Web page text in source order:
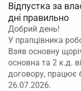
Відпустка за
дні правильно
Добрий день!
У прапцівника
Взяв основну
основна та 2 к.д.
договору, працює
26.07.2026.